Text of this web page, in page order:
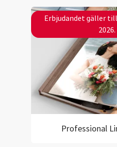
Erbjudandet gäller
2026.
Professional